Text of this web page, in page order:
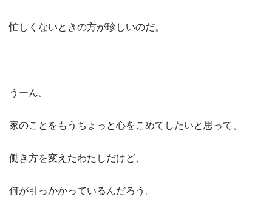
忙しくないときの方が珍しいのだ。
うーん。
家のことをもうちょっと心をこめてしたいと思って、
働き方を変えたわたしだけど、
何が引っかかっているんだろう。